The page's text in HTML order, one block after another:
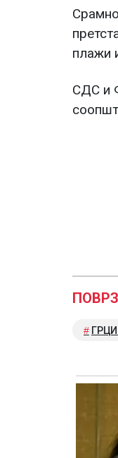
плажи
СДС и